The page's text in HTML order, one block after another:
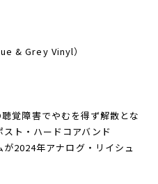
& Grey Vinyl）
覚障害でやむを得ず解散とな
ト・ハードコアバンド
2024年アナログ・リイシュ